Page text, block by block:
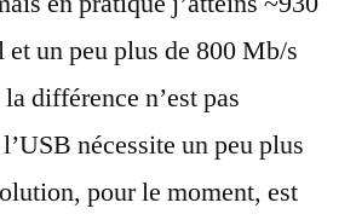
un peu plus de 800 Mb/s
différence n’est pas
nécessite un peu plus
pour le moment, est